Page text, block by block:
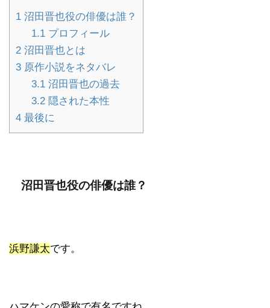
1 沼田晋也役の俳優は誰？
1.1プロフィール
2 沼田晋也とは
3 原作小説をネタバレ
3.1沼田晋也の過去
3.2隠された本性
4 最後に
沼田晋也役の俳優は誰？
浜野謙太です。